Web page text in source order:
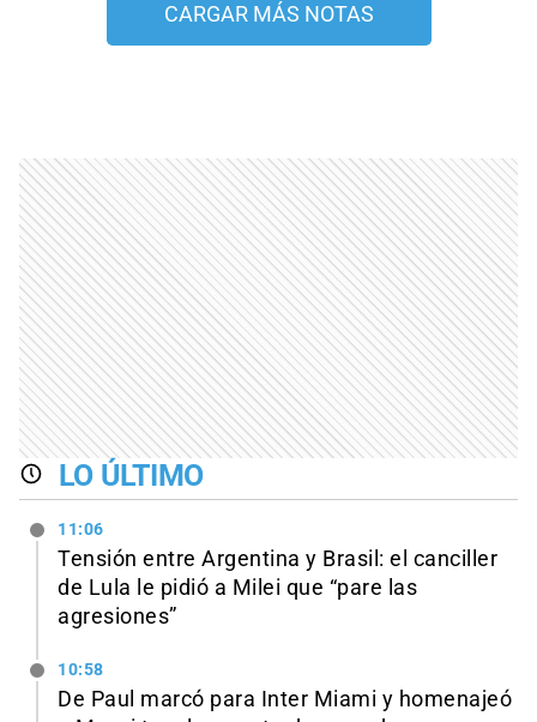
CARGAR MÁS NOTAS
LO ÚLTIMO
11:06
Tensión entre Argentina y Brasil: el canciller
de Lula le pidió a Milei que “pare las
agresiones”
10:58
De Paul marcó para Inter Miami y homenajeó